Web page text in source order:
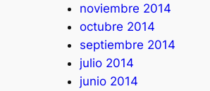
noviembre 2014
octubre 2014
septiembre 2014
julio 2014
junio 2014